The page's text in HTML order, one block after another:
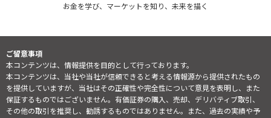
お金を学び、マーケットを知り、未来を描く
ご留意事項
本コンテンツは、情報提供を目的として行っております。
本コンテンツは、当社や当社が信頼できると考える情報源から提供されたもの
を提供していますが、当社はその正確性や完全性について意見を表明し、また
保証するものではございません。有価証券の購入、売却、デリバティブ取引、
その他の取引を推奨し、勧誘するものではありません。また、過去の実績や予